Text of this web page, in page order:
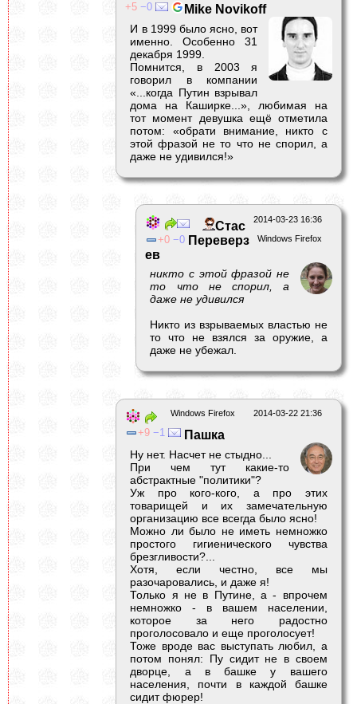
5 0 Mike Novikoff
И в 1999 было ясно, вот
именно. Особенно 31
декабря 1999.
Помнится, в 2003 я
говорил в компании
«...когда Путин взрывал
дома на Каширке...», любимая на
тот момент девушка ещё отметила
потом: «обрати внимание, никто с
этой фразой не то что не спорил, а
даже не удивился!»
2014-03-23 16:36
Windows Firefox
0 0
Стас
Переверз
ев
никто с этой фразой не
то что не спорил, а
даже не удивился
Никто из взрываемых властью не
то что не взялся за оружие, а
даже не убежал.
2014-03-22 21:36
Windows Firefox
9 1 Пашка
Ну нет. Насчет не стыдно...
При чем тут какие-то
абстрактные "политики"?
Уж про кого-кого, а про этих
товарищей и их замечательную
организацию все всегда было ясно!
Можно ли было не иметь немножко
простого гигиенического чувства
брезгливости?...
Хотя, если честно, все мы
разочаровались, и даже я!
Только я не в Путине, а - впрочем
немножко - в вашем населении,
которое за него радостно
проголосовало и еще проголосует!
Тоже вроде вас выступать любил, а
потом понял: Пу сидит не в своем
дворце, а в башке у вашего
населения, почти в каждой башке
сидит фюрер!